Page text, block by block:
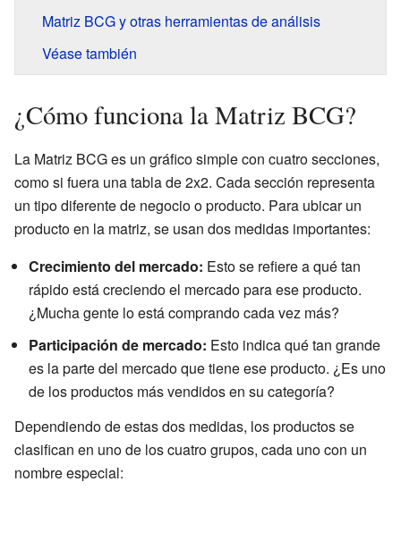
Matriz BCG y otras herramientas de análisis
Véase también
¿Cómo funciona la Matriz BCG?
La Matriz BCG es un gráfico simple con cuatro secciones,
como si fuera una tabla de 2x2. Cada sección representa
un tipo diferente de negocio o producto. Para ubicar un
producto en la matriz, se usan dos medidas importantes:
Crecimiento del mercado: Esto se refiere a qué tan
rápido está creciendo el mercado para ese producto.
¿Mucha gente lo está comprando cada vez más?
Participación de mercado: Esto indica qué tan grande
es la parte del mercado que tiene ese producto. ¿Es uno
de los productos más vendidos en su categoría?
Dependiendo de estas dos medidas, los productos se
clasifican en uno de los cuatro grupos, cada uno con un
nombre especial: